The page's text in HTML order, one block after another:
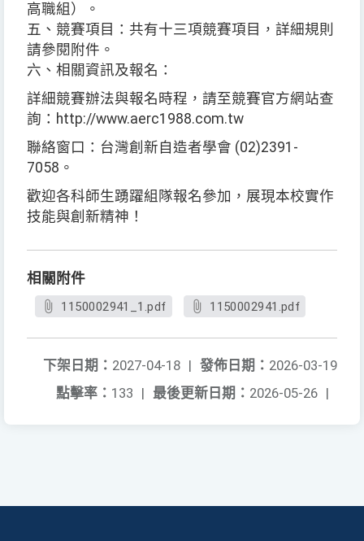
高職組）。
五、競賽項目：共有十三項競賽項目，詳細規則
請參閱附件。
六、相關資訊及報名：
詳細競賽辦法與報名時程，請至競賽官方網站查
詢：http://www.aerc1988.com.tw
聯絡窗口：台灣創新自造者學會 (02)2391-
7058。
歡迎各科師生踴躍組隊報名參加，展現本校實作
技能與創新精神！
相關附件
1150002941_1.pdf 1150002941.pdf
發佈日期： 2026-03-19
下架日期： 2027-04-18 |
最後更新日期： 2026-05-26 |
點擊率： 133 |